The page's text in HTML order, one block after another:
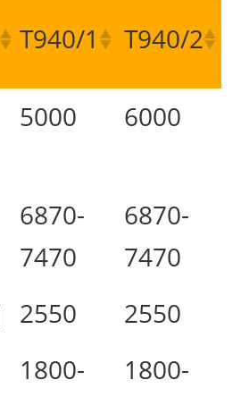
T940/1 T940/2
5000 6000
6870-
7470
6870-
7470
2550
2550
1800-
1800-